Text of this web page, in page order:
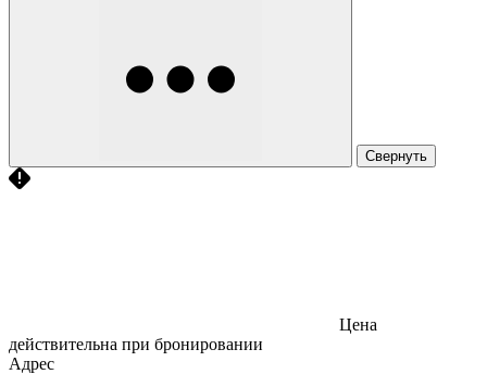
Свернуть
Цена
действительна при бронировании
Адрес